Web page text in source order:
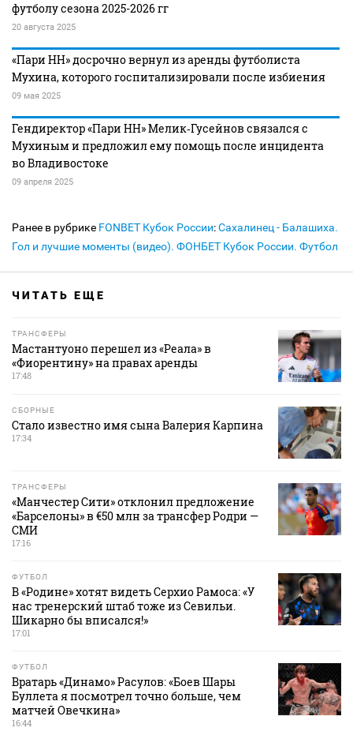
футболу сезона 2025-2026 гг
20 августа 2025
«Пари НН» досрочно вернул из аренды футболиста
Мухина, которого госпитализировали после избиения
09 мая 2025
Гендиректор «Пари НН» Мелик‑Гусейнов связался с
Мухиным и предложил ему помощь после инцидента
во Владивостоке
09 апреля 2025
Ранее в рубрике FONBET Кубок России:Сахалинец - Балашиха.
Гол и лучшие моменты (видео). ФОНБЕТ Кубок России. Футбол
ЧИТАТЬ ЕЩЕ
ТРАНСФЕРЫ
Мастантуоно перешел из «Реала» в
«Фиорентину» на правах аренды
17:48
СБОРНЫЕ
Стало известно имя сына Валерия Карпина
17:34
ТРАНСФЕРЫ
«Манчестер Сити» отклонил предложение
«Барселоны» в €50 млн за трансфер Родри —
СМИ
17:16
ФУТБОЛ
В «Родине» хотят видеть Серхио Рамоса: «У
нас тренерский штаб тоже из Севильи.
Шикарно бы вписался!»
17:01
ФУТБОЛ
Вратарь «Динамо» Расулов: «Боев Шары
Буллета я посмотрел точно больше, чем
матчей Овечкина»
16:44